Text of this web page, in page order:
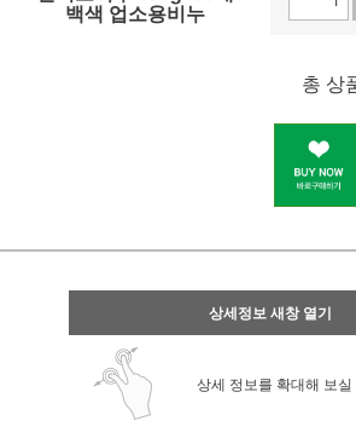
백색 업소용비누
총 상
상세정보 새창 열기
상세 정보를 확대해 보